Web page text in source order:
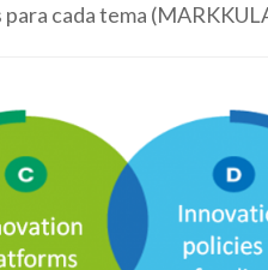
cada tema